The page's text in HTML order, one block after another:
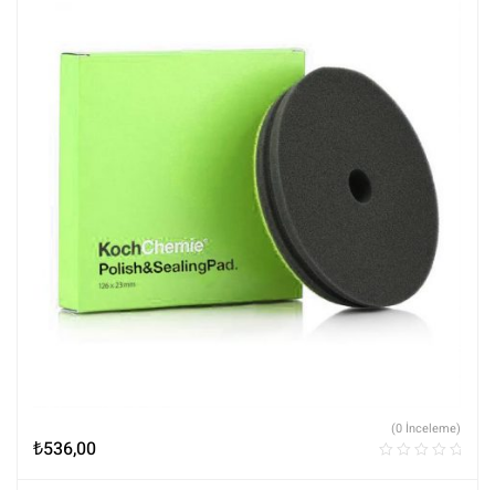
₺536,00
(0 İnceleme)